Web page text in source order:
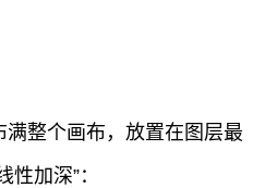
整个画布，放置在图层最
加深”：